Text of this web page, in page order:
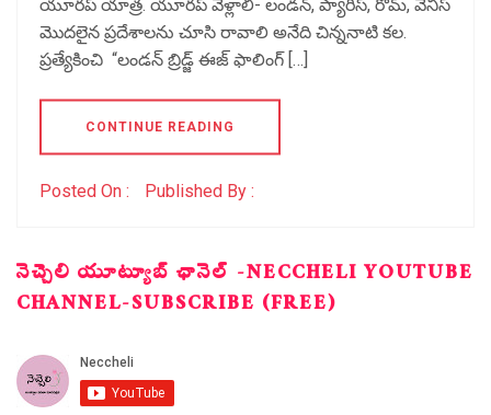
యూరప్ యాత్ర. యూరప్ వెళ్లాలి- లండన్, ప్యారిస్, రోమ్, వెనీస్
మొదలైన ప్రదేశాలను చూసి రావాలి అనేది చిన్ననాటి కల.
ప్రత్యేకించి “లండన్ బ్రిడ్జ్ ఈజ్ ఫాలింగ్ […]
CONTINUE READING
Posted On : Published By :
నెచ్చెలి యూట్యూబ్ ఛానెల్ -NECCHELI YOUTUBE
CHANNEL-SUBSCRIBE (FREE)